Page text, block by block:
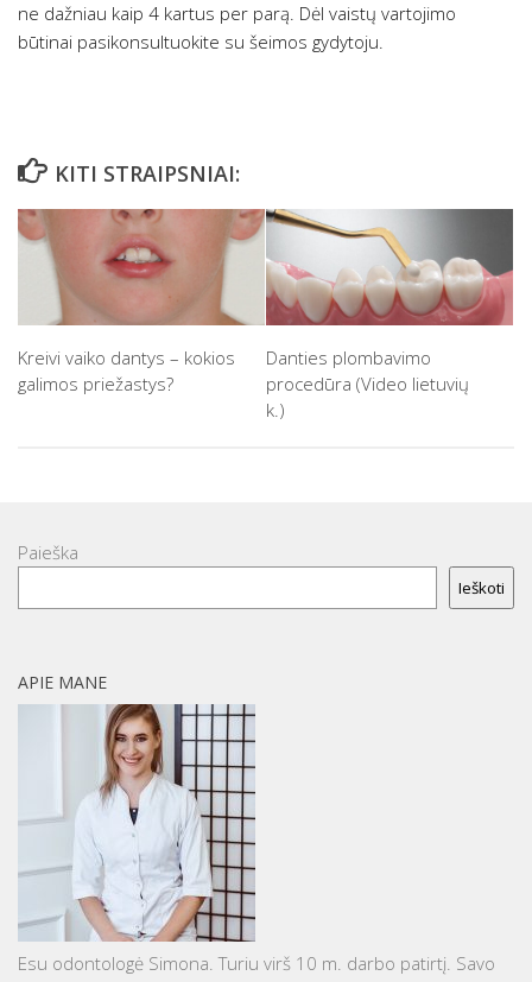
ne dažniau kaip 4 kartus per parą. Dėl vaistų vartojimo
būtinai pasikonsultuokite su šeimos gydytoju.
KITI STRAIPSNIAI:
Kreivi vaiko dantys – kokios
galimos priežastys?
Danties plombavimo
procedūra (Video lietuvių
k.)
Paieška
Ieškoti
APIE MANE
Esu odontologė Simona. Turiu virš 10 m. darbo patirtį. Savo